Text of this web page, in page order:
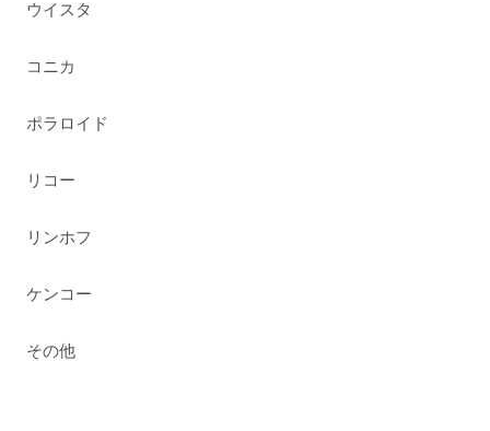
ウイスタ
コニカ
ポラロイド
リコー
リンホフ
ケンコー
その他